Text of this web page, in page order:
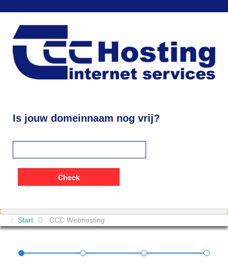
Is jouw domeinnaam nog vrij?
Start CCC Webhosting